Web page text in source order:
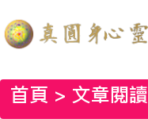
首頁 > 文章閱讀